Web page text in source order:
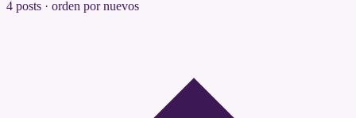
4 posts · orden por nuevos